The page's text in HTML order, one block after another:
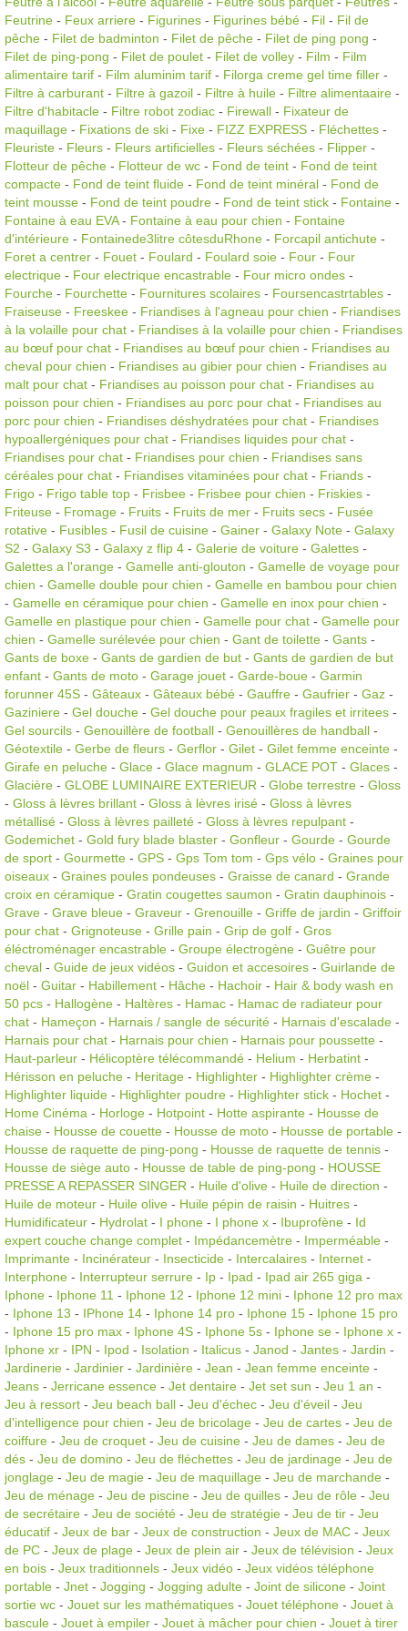
Feutrine - Feux arriere - Figurines - Figurines bébé - Fil - Fil de
pêche - Filet de badminton - Filet de pêche - Filet de ping pong -
Filet de ping-pong - Filet de poulet - Filet de volley - Film - Film
alimentaire tarif - Film aluminim tarif - Filorga creme gel time filler -
Filtre à carburant - Filtre à gazoil - Filtre à huile - Filtre alimentaaire -
Filtre d'habitacle - Filtre robot zodiac - Firewall - Fixateur de
maquillage - Fixations de ski - Fixe - FIZZ EXPRESS - Fléchettes -
Fleuriste - Fleurs - Fleurs artificielles - Fleurs séchées - Flipper -
Flotteur de pêche - Flotteur de wc - Fond de teint - Fond de teint
compacte - Fond de teint fluide - Fond de teint minéral - Fond de
teint mousse - Fond de teint poudre - Fond de teint stick - Fontaine -
Fontaine à eau EVA- Fontaine à eau pour chien - Fontaine
d'intérieure - Fontainede3litre côtesduRhone - Forcapil antichute -
Foret a centrer - Fouet - Foulard - Foulard soie - Four - Four
electrique - Four electrique encastrable - Four micro ondes -
Fourche - Fourchette - Fournitures scolaires - Foursencastrtables -
Fraiseuse - Freeskee - Friandises à l'agneau pour chien - Friandises
à la volaille pour chat - Friandises à la volaille pour chien - Friandises
au bœuf pour chat - Friandises au bœuf pour chien - Friandises au
cheval pour chien - Friandises au gibier pour chien - Friandises au
malt pour chat - Friandises au poisson pour chat - Friandises au
poisson pour chien - Friandises au porc pour chat - Friandises au
porc pour chien - Friandises déshydratées pour chat - Friandises
hypoallergéniques pour chat - Friandises liquides pour chat -
Friandises pour chat - Friandises pour chien - Friandises sans
céréales pour chat - Friandises vitaminées pour chat - Friands -
Frigo - Frigo table top - Frisbee - Frisbee pour chien - Friskies -
Friteuse - Fromage - Fruits - Fruits de mer - Fruits secs - Fusée
rotative - Fusibles - Fusil de cuisine - Gainer - Galaxy Note - Galaxy
S2 - Galaxy S3 - Galaxy z flip 4 - Galerie de voiture - Galettes -
Galettes a l'orange - Gamelle anti-glouton - Gamelle de voyage pour
chien - Gamelle double pour chien - Gamelle en bambou pour chien
- Gamelle en céramique pour chien - Gamelle en inox pour chien -
Gamelle en plastique pour chien - Gamelle pour chat - Gamelle pour
chien - Gamelle surélevée pour chien - Gant de toilette - Gants -
Gants de boxe - Gants de gardien de but - Gants de gardien de but
enfant - Gants de moto - Garage jouet - Garde-boue - Garmin
forunner 45S - Gâteaux - Gâteaux bébé - Gauffre - Gaufrier - Gaz -
Gaziniere - Gel douche - Gel douche pour peaux fragiles et irritees -
Gel sourcils - Genouillère de football - Genouillères de handball -
Géotextile - Gerbe de fleurs - Gerflor - Gilet - Gilet femme enceinte -
Girafe en peluche - Glace - Glace magnum - GLACE POT - Glaces -
Glacière - GLOBE LUMINAIRE EXTERIEUR - Globe terrestre - Gloss
- Gloss à lèvres brillant - Gloss à lèvres irisé - Gloss à lèvres
métallisé - Gloss à lèvres pailleté - Gloss à lèvres repulpant -
Godemichet - Gold fury blade blaster - Gonfleur - Gourde - Gourde
de sport - Gourmette - GPS - Gps Tom tom - Gps vélo - Graines pour
oiseaux - Graines poules pondeuses - Graisse de canard - Grande
croix en céramique - Gratin cougettes saumon - Gratin dauphinois -
Grave - Grave bleue - Graveur - Grenouille - Griffe de jardin - Griffoir
pour chat - Grignoteuse - Grille pain - Grip de golf - Gros
éléctroménager encastrable - Groupe électrogène - Guêtre pour
cheval - Guide de jeux vidéos - Guidon et accesoires - Guirlande de
noël - Guitar - Habillement - Hâche - Hachoir - Hair & body wash en
50 pcs - Hallogène - Haltères - Hamac - Hamac de radiateur pour
chat - Hameçon - Harnais / sangle de sécurité - Harnais d'escalade -
Harnais pour chat - Harnais pour chien - Harnais pour poussette -
Haut-parleur - Hélicoptère télécommandé - Helium - Herbatint -
Hérisson en peluche - Heritage - Highlighter - Highlighter crème -
Highlighter liquide - Highlighter poudre - Highlighter stick - Hochet -
Home Cinéma - Horloge - Hotpoint - Hotte aspirante - Housse de
chaise - Housse de couette - Housse de moto - Housse de portable -
Housse de raquette de ping-pong - Housse de raquette de tennis -
Housse de siège auto - Housse de table de ping-pong - HOUSSE
PRESSE A REPASSER SINGER - Huile d'olive - Huile de direction -
Huile de moteur - Huile olive - Huile pépin de raisin - Huitres -
Humidificateur - Hydrolat - I phone - I phone x - Ibuprofène - Id
expert couche change complet - Impédancemètre - Imperméable -
Imprimante - Incinérateur - Insecticide - Intercalaires - Internet -
Interphone - Interrupteur serrure - Ip - Ipad - Ipad air 265 giga -
Iphone - Iphone 11 - Iphone 12 - Iphone 12 mini - Iphone 12 pro max
- Iphone 13 - IPhone 14 - Iphone 14 pro - Iphone 15 - Iphone 15 pro
- Iphone 15 pro max - Iphone 4S - Iphone 5s - Iphone se - Iphone x -
Iphone xr - IPN - Ipod - Isolation - Italicus - Janod - Jantes - Jardin -
Jardinerie - Jardinier - Jardinière - Jean - Jean femme enceinte -
Jeans - Jerricane essence - Jet dentaire - Jet set sun - Jeu 1 an -
Jeu à ressort - Jeu beach ball - Jeu d'échec - Jeu d'éveil - Jeu
d'intelligence pour chien - Jeu de bricolage - Jeu de cartes - Jeu de
coiffure - Jeu de croquet - Jeu de cuisine - Jeu de dames - Jeu de
dés - Jeu de domino - Jeu de fléchettes - Jeu de jardinage - Jeu de
jonglage - Jeu de magie - Jeu de maquillage - Jeu de marchande -
Jeu de ménage - Jeu de piscine - Jeu de quilles - Jeu de rôle - Jeu
de secrétaire - Jeu de société - Jeu de stratégie - Jeu de tir - Jeu
éducatif - Jeux de bar - Jeux de construction - Jeux de MAC - Jeux
de PC - Jeux de plage - Jeux de plein air - Jeux de télévision - Jeux
en bois - Jeux traditionnels - Jeux vidéo - Jeux vidéos téléphone
portable - Jnet - Jogging - Jogging adulte - Joint de silicone - Joint
sortie wc - Jouet sur les mathématiques - Jouet téléphone - Jouet à
bascule - Jouet à empiler - Jouet à mâcher pour chien - Jouet à tirer